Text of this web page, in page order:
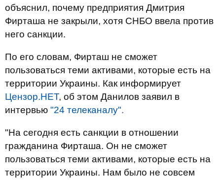
объяснил, почему предприятия Дмитрия
Фирташа не закрыли, хотя СНБО ввела против
него санкции.
По его словам, Фирташ не сможет
пользоваться теми активами, которые есть на
территории Украины. Как информирует
Цензор.НЕТ, об этом Данилов заявил в
интервью "24 телеканалу".
"На сегодня есть санкции в отношении
гражданина Фирташа. Он не сможет
пользоваться теми активами, которые есть на
территории Украины. Нам было не совсем